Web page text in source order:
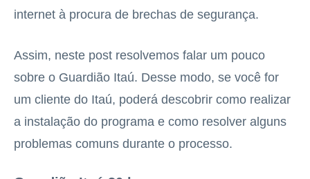
internet à procura de brechas de segurança.
Assim, neste post resolvemos falar um pouco
sobre o Guardião Itaú. Desse modo, se você for
um cliente do Itaú, poderá descobrir como realizar
a instalação do programa e como resolver alguns
problemas comuns durante o processo.